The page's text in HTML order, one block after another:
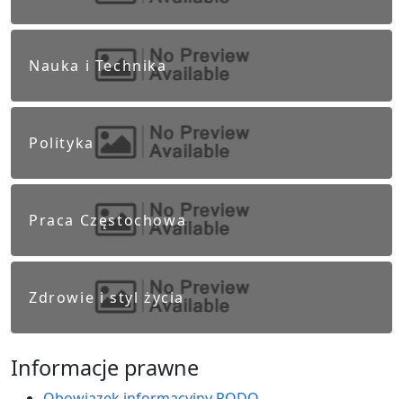
Nauka i Technika
Polityka
Praca Częstochowa
Zdrowie i styl życia
Informacje prawne